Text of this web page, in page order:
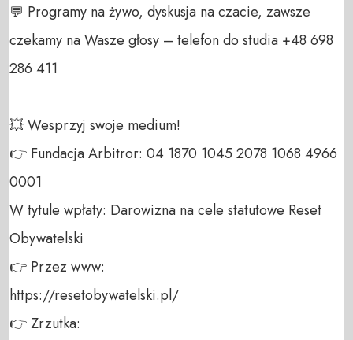
💬 Programy na żywo, dyskusja na czacie, zawsze
czekamy na Wasze głosy – telefon do studia +48 698
286 411
💥 Wesprzyj swoje medium!
👉 Fundacja Arbitror: 04 1870 1045 2078 1068 4966
0001
W tytule wpłaty: Darowizna na cele statutowe Reset
Obywatelski
👉 Przez www:
https://resetobywatelski.pl/
👉 Zrzutka: